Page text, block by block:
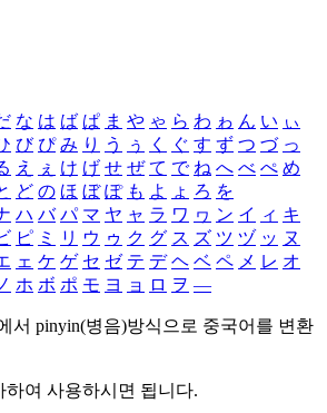
な は ば ぱ ま や ゃ ら わ ゎ ん い ぃ
び ぴ み り う ぅ く ぐ す ず つ づ っ
え ぇ け げ せ ぜ て で ね へ べ ぺ め
ど の ほ ぼ ぽ も よ ょ ろ を
ハ バ パ マ ヤ ャ ラ ワ ヮ ン イ ィ キ
ピ ミ リ ウ ゥ ク グ ス ズ ツ ヅ ッ ヌ
ェ ケ ゲ セ ゼ テ デ ヘ ベ ペ メ レ オ
ホ ボ ポ モ ヨ ョ ロ ヲ ―
서 pinyin(병음)방식으로 중국어를 변환
여 사용하시면 됩니다.